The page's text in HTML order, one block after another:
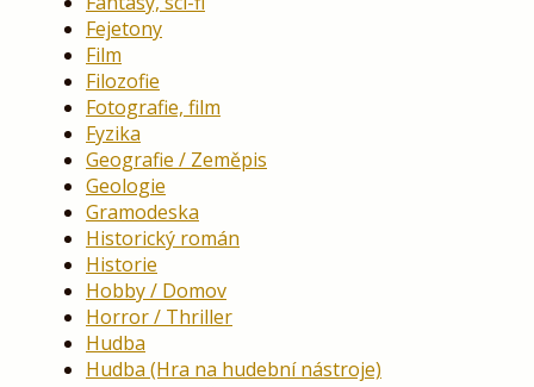
Fejetony
Film
Filozofie
Fotografie, film
Fyzika
Geografie / Zeměpis
Geologie
Gramodeska
Historický román
Historie
Hobby / Domov
Horror / Thriller
Hudba
Hudba (Hra na hudební nástroje)